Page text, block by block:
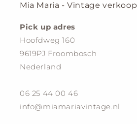
Mia Maria - Vintage
Pick up adres
Hoofdweg 160
9619PJ Froombosch
Nederland
06 25 44 00 46
info@miamariavintage.nl